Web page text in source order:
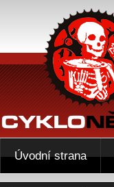
Úvodní strana